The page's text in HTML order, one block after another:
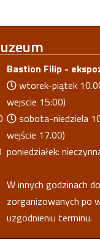
Bastion Filip -
wtorek-piątek
wejscie 15:00)
sobota-niedziela
wejście 17.00)
poniedziałek:
W innych godzinach
zorganizowanych po
uzgodnieniu terminu.